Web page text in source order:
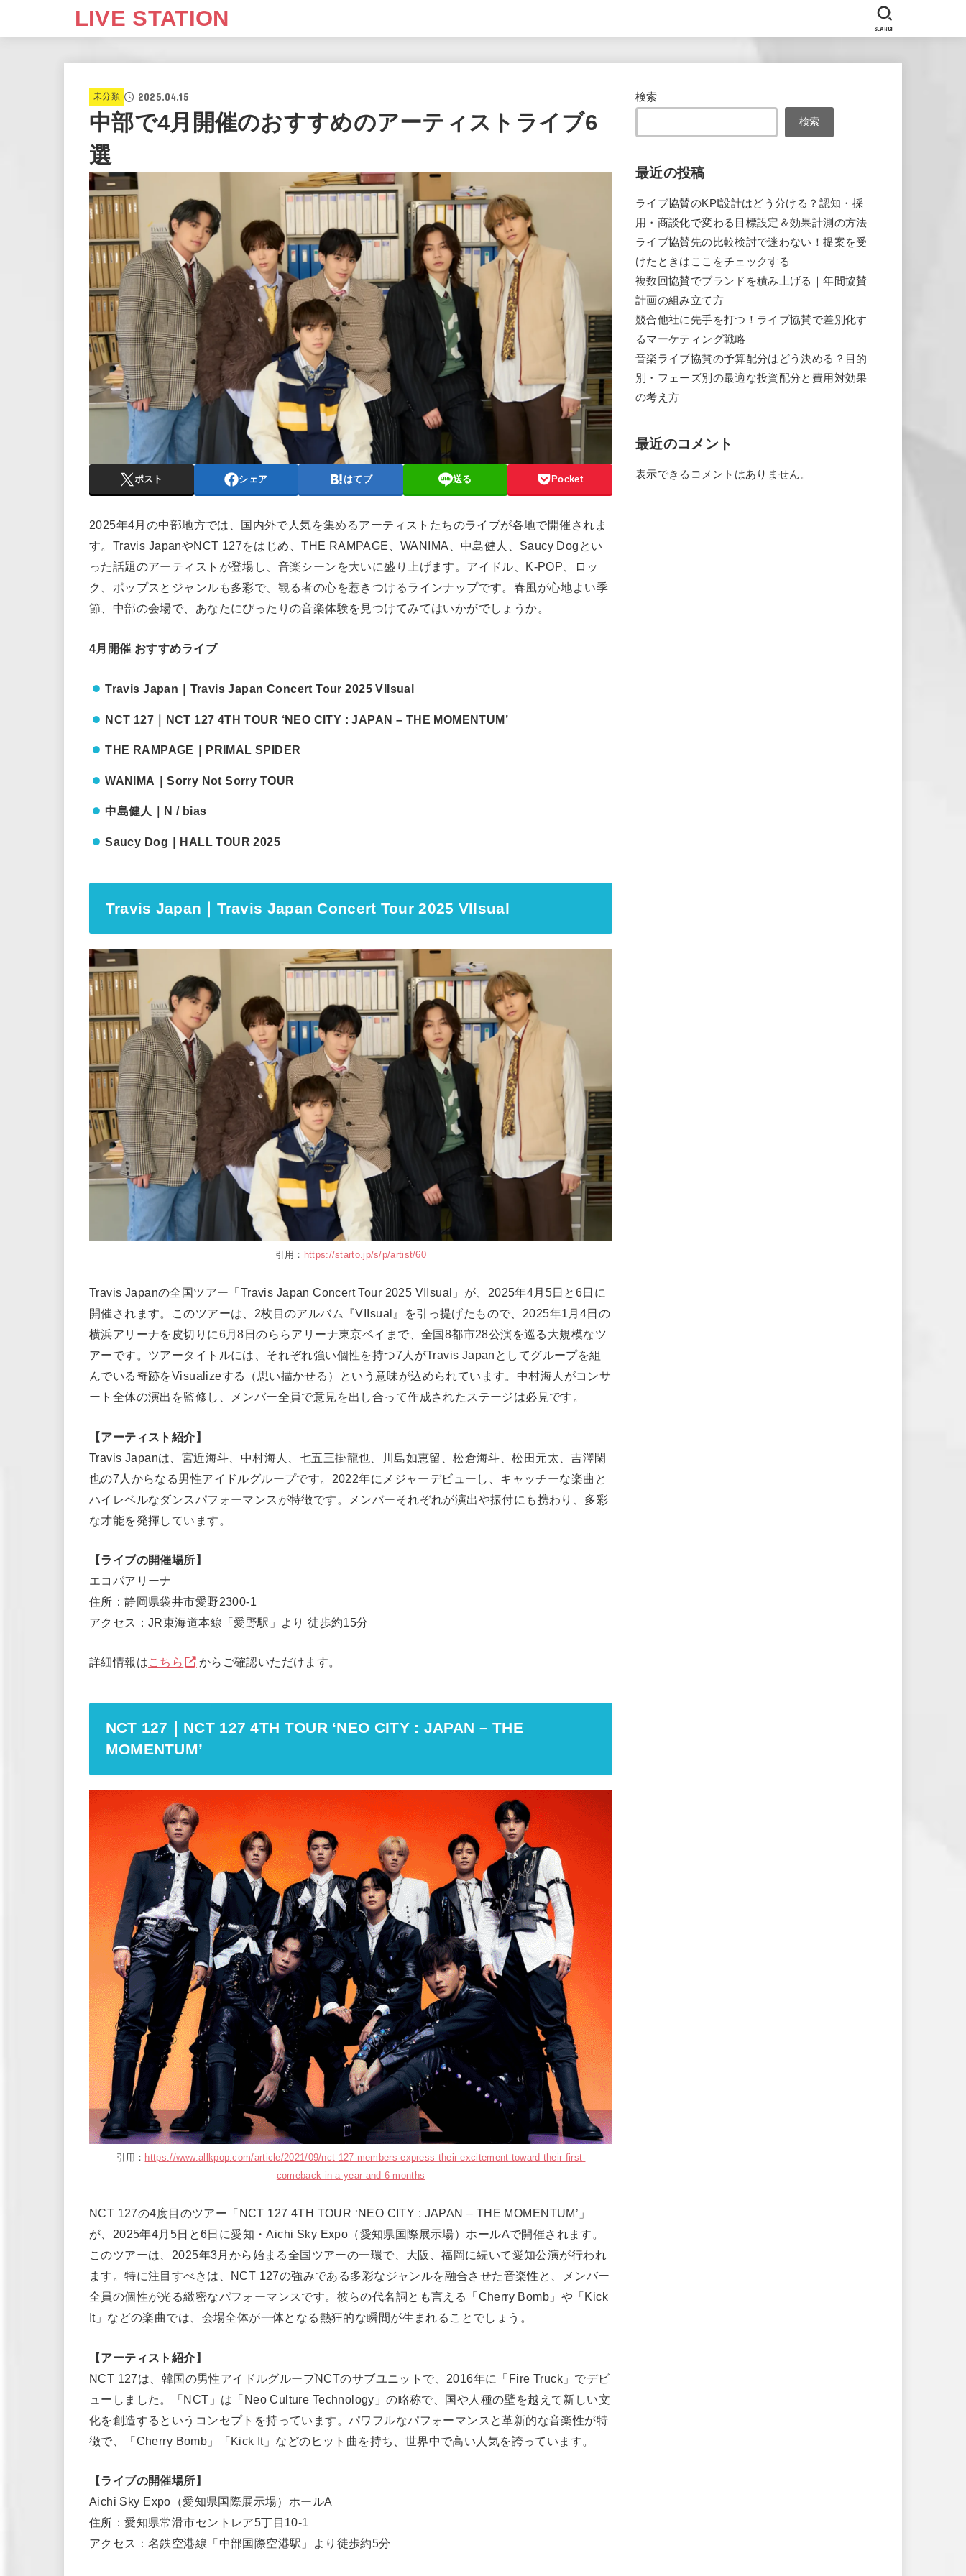
LIVE STATION SEARCH
未分類 2025.04.15
中部で4月開催のおすすめのアーティストライブ6
選
ポスト シェア はてブ 送る Pocket
2025年4月の中部地方では、国内外で人気を集めるアーティストたちのライブが各地で開催されま
す。Travis JapanやNCT 127をはじめ、THE RAMPAGE、WANIMA、中島健人、Saucy Dogとい
った話題のアーティストが登場し、音楽シーンを大いに盛り上げます。アイドル、K-POP、ロッ
ク、ポップスとジャンルも多彩で、観る者の心を惹きつけるラインナップです。春風が心地よい季
節、中部の会場で、あなたにぴったりの音楽体験を見つけてみてはいかがでしょうか。
4月開催 おすすめライブ
Travis Japan｜Travis Japan Concert Tour 2025 VIIsual
NCT 127｜NCT 127 4TH TOUR ‘NEO CITY : JAPAN – THE MOMENTUM’
THE RAMPAGE｜PRIMAL SPIDER
WANIMA｜Sorry Not Sorry TOUR
中島健人｜N / bias
Saucy Dog｜HALL TOUR 2025
Travis Japan｜Travis Japan Concert Tour 2025 VIIsual
引用： https://starto.jp/s/p/artist/60
Travis Japanの全国ツアー「Travis Japan Concert Tour 2025 VIIsual」が、2025年4月5日と6日に
開催されます。このツアーは、2枚目のアルバム『VIIsual』を引っ提げたもので、2025年1月4日の
横浜アリーナを皮切りに6月8日のららアリーナ東京ベイまで、全国8都市28公演を巡る大規模なツ
アーです。ツアータイトルには、それぞれ強い個性を持つ7人がTravis Japanとしてグループを組
んでいる奇跡をVisualizeする（思い描かせる）という意味が込められています。中村海人がコンサ
ート全体の演出を監修し、メンバー全員で意見を出し合って作成されたステージは必見です。
【アーティスト紹介】
Travis Japanは、宮近海斗、中村海人、七五三掛龍也、川島如恵留、松倉海斗、松田元太、吉澤閑
也の7人からなる男性アイドルグループです。2022年にメジャーデビューし、キャッチーな楽曲と
ハイレベルなダンスパフォーマンスが特徴です。メンバーそれぞれが演出や振付にも携わり、多彩
な才能を発揮しています。
【ライブの開催場所】
エコパアリーナ
住所：静岡県袋井市愛野2300-1
アクセス：JR東海道本線「愛野駅」より 徒歩約15分
詳細情報はこちら からご確認いただけます。
NCT 127｜NCT 127 4TH TOUR ‘NEO CITY : JAPAN – THE
MOMENTUM’
引用： https://www.allkpop.com/article/2021/09/nct-127-members-express-their-excitement-toward-their-first-
comeback-in-a-year-and-6-months
NCT 127の4度目のツアー「NCT 127 4TH TOUR ‘NEO CITY : JAPAN – THE MOMENTUM’」
が、2025年4月5日と6日に愛知・Aichi Sky Expo（愛知県国際展示場）ホールAで開催されます。
このツアーは、2025年3月から始まる全国ツアーの一環で、大阪、福岡に続いて愛知公演が行われ
ます。特に注目すべきは、NCT 127の強みである多彩なジャンルを融合させた音楽性と、メンバー
全員の個性が光る緻密なパフォーマンスです。彼らの代名詞とも言える「Cherry Bomb」や「Kick
It」などの楽曲では、会場全体が一体となる熱狂的な瞬間が生まれることでしょう。
【アーティスト紹介】
NCT 127は、韓国の男性アイドルグループNCTのサブユニットで、2016年に「Fire Truck」でデビ
ューしました。「NCT」は「Neo Culture Technology」の略称で、国や人種の壁を越えて新しい文
化を創造するというコンセプトを持っています。パワフルなパフォーマンスと革新的な音楽性が特
徴で、「Cherry Bomb」「Kick It」などのヒット曲を持ち、世界中で高い人気を誇っています。
【ライブの開催場所】
Aichi Sky Expo（愛知県国際展示場）ホールA
住所：愛知県常滑市セントレア5丁目10-1
アクセス：名鉄空港線「中部国際空港駅」より徒歩約5分
検索
検索
最近の投稿
ライブ協賛のKPI設計はどう分ける？認知・採
用・商談化で変わる目標設定＆効果計測の方法
ライブ協賛先の比較検討で迷わない！提案を受
けたときはここをチェックする
複数回協賛でブランドを積み上げる｜年間協賛
計画の組み立て方
競合他社に先手を打つ！ライブ協賛で差別化す
るマーケティング戦略
音楽ライブ協賛の予算配分はどう決める？目的
別・フェーズ別の最適な投資配分と費用対効果
の考え方
最近のコメント
表示できるコメントはありません。